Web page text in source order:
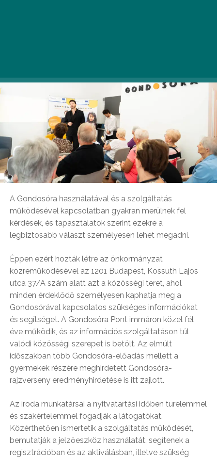
A Gondosóra használatával és a szolgáltatás
működésével kapcsolatban gyakran merülnek fel
kérdések, és tapasztalatok szerint ezekre a
legbiztosabb választ személyesen lehet megadni.
Éppen ezért hozták létre az önkormányzat
közreműködésével az 1201 Budapest, Kossuth Lajos
utca 37/A szám alatt azt a közösségi teret, ahol
minden érdeklődő személyesen kaphatja meg a
Gondosórával kapcsolatos szükséges információkat
és segítséget. A Gondosóra Pont immáron közel fél
éve működik, és az információs szolgáltatáson túl
valódi közösségi szerepet is betölt. Az elmúlt
időszakban több Gondosóra-előadás mellett a
gyermekek részére meghirdetett Gondosóra-
rajzverseny eredményhirdetése is itt zajlott.
Az iroda munkatársai a nyitvatartási időben türelemmel
és szakértelemmel fogadják a látogatókat.
Közérthetően ismertetik a szolgáltatás működését,
bemutatják a jelzőeszköz használatát, segítenek a
regisztrációban és az aktiválásban, illetve szükség